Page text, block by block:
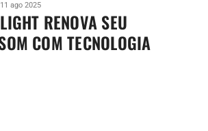
11 ago 2025
RENOVA SEU
COM TECNOLOGIA